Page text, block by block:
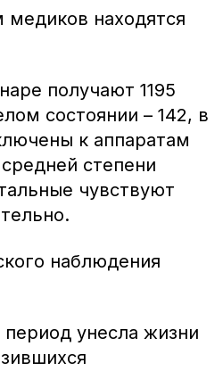
находятся
получают 1195
состоянии – 142, в
к аппаратам
степени
чувствуют
наблюдения
унесла жизни